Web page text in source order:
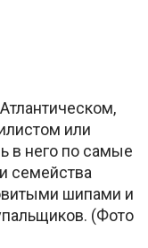
или
в него по самые
семейства
шипами и
(Фото